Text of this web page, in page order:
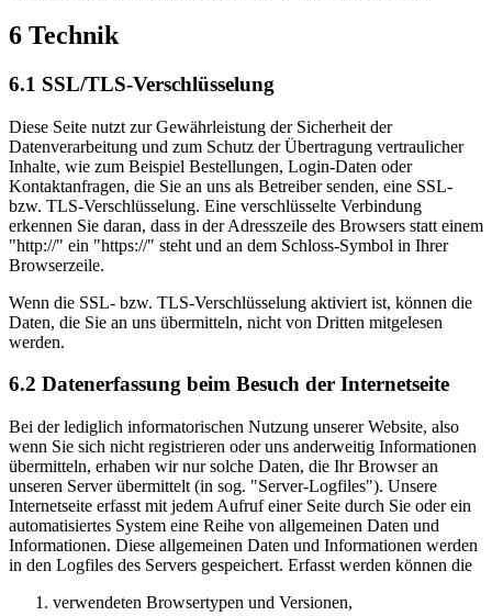
6 Technik
6.1 SSL/TLS-Verschlüsselung
Diese Seite nutzt zur Gewährleistung der Sicherheit der
Datenverarbeitung und zum Schutz der Übertragung vertraulicher
Inhalte, wie zum Beispiel Bestellungen, Login-Daten oder
Kontaktanfragen, die Sie an uns als Betreiber senden, eine SSL-
bzw. TLS-Verschlüsselung. Eine verschlüsselte Verbindung
erkennen Sie daran, dass in der Adresszeile des Browsers statt einem
"http://" ein "https://" steht und an dem Schloss-Symbol in Ihrer
Browserzeile.
Wenn die SSL- bzw. TLS-Verschlüsselung aktiviert ist, können die
Daten, die Sie an uns übermitteln, nicht von Dritten mitgelesen
werden.
6.2 Datenerfassung beim Besuch der Internetseite
Bei der lediglich informatorischen Nutzung unserer Website, also
wenn Sie sich nicht registrieren oder uns anderweitig Informationen
übermitteln, erhaben wir nur solche Daten, die Ihr Browser an
unseren Server übermittelt (in sog. "Server-Logfiles"). Unsere
Internetseite erfasst mit jedem Aufruf einer Seite durch Sie oder ein
automatisiertes System eine Reihe von allgemeinen Daten und
Informationen. Diese allgemeinen Daten und Informationen werden
in den Logfiles des Servers gespeichert. Erfasst werden können die
verwendeten Browsertypen und Versionen,